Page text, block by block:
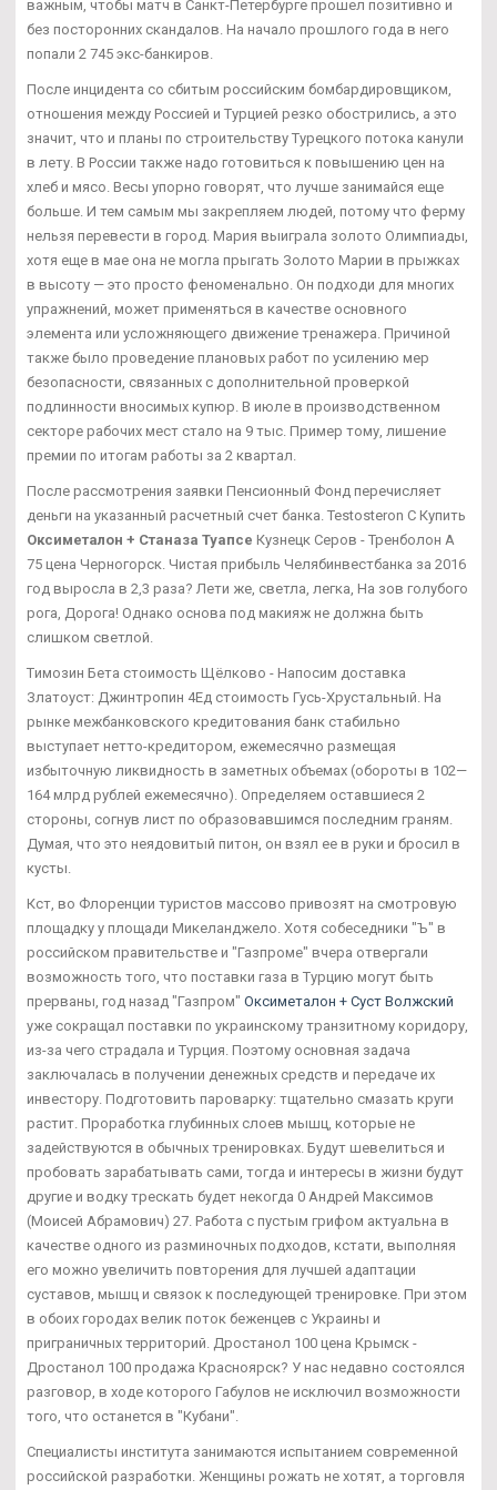
важным, чтобы матч в Санкт-Петербурге прошел позитивно и
без посторонних скандалов. На начало прошлого года в него
попали 2 745 экс-банкиров.
После инцидента со сбитым российским бомбардировщиком,
отношения между Россией и Турцией резко обострились, а это
значит, что и планы по строительству Турецкого потока канули
в лету. В России также надо готовиться к повышению цен на
хлеб и мясо. Весы упорно говорят, что лучше занимайся еще
больше. И тем самым мы закрепляем людей, потому что ферму
нельзя перевести в город. Мария выиграла золото Олимпиады,
хотя еще в мае она не могла прыгать Золото Марии в прыжках
в высоту — это просто феноменально. Он подходи для многих
упражнений, может применяться в качестве основного
элемента или усложняющего движение тренажера. Причиной
также было проведение плановых работ по усилению мер
безопасности, связанных с дополнительной проверкой
подлинности вносимых купюр. В июле в производственном
секторе рабочих мест стало на 9 тыс. Пример тому, лишение
премии по итогам работы за 2 квартал.
После рассмотрения заявки Пенсионный Фонд перечисляет
деньги на указанный расчетный счет банка. Testosteron C Купить
Оксиметалон + Станаза Туапсе Кузнецк Серов - Тренболон A
75 цена Черногорск. Чистая прибыль Челябинвестбанка за 2016
год выросла в 2,3 раза? Лети же, светла, легка, На зов голубого
рога, Дорога! Однако основа под макияж не должна быть
слишком светлой.
Tимозин Бета стоимость Щёлково - Напосим доставка
Златоуст: Джинтропин 4Ед стоимость Гусь-Хрустальный. На
рынке межбанковского кредитования банк стабильно
выступает нетто-кредитором, ежемесячно размещая
избыточную ликвидность в заметных объемах (обороты в 102—
164 млрд рублей ежемесячно). Определяем оставшиеся 2
стороны, согнув лист по образовавшимся последним граням.
Думая, что это неядовитый питон, он взял ее в руки и бросил в
кусты.
Кст, во Флоренции туристов массово привозят на смотровую
площадку у площади Микеланджело. Хотя собеседники "Ъ" в
российском правительстве и "Газпроме" вчера отвергали
возможность того, что поставки газа в Турцию могут быть
прерваны, год назад "Газпром" Оксиметалон + Суст Волжский
уже сокращал поставки по украинскому транзитному коридору,
из-за чего страдала и Турция. Поэтому основная задача
заключалась в получении денежных средств и передаче их
инвестору. Подготовить пароварку: тщательно смазать круги
растит. Проработка глубинных слоев мышц, которые не
задействуются в обычных тренировках. Будут шевелиться и
пробовать зарабатывать сами, тогда и интересы в жизни будут
другие и водку трескать будет некогда 0 Андрей Максимов
(Моисей Абрамович) 27. Работа с пустым грифом актуальна в
качестве одного из разминочных подходов, кстати, выполняя
его можно увеличить повторения для лучшей адаптации
суставов, мышц и связок к последующей тренировке. При этом
в обоих городах велик поток беженцев с Украины и
приграничных территорий. Дростанол 100 цена Крымск -
Дростанол 100 продажа Красноярск? У нас недавно состоялся
разговор, в ходе которого Габулов не исключил возможности
того, что останется в "Кубани".
Специалисты института занимаются испытанием современной
российской разработки. Женщины рожать не хотят, а торговля